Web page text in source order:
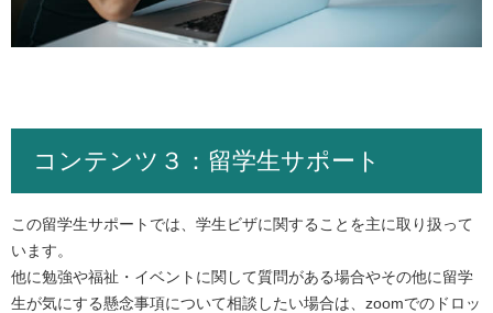
コンテンツ３：留学生サポート
この留学生サポートでは、学生ビザに関することを主に取り扱って
います。
他に勉強や福祉・イベントに関して質問がある場合やその他に留学
生が気にする懸念事項について相談したい場合は、zoomでのドロッ